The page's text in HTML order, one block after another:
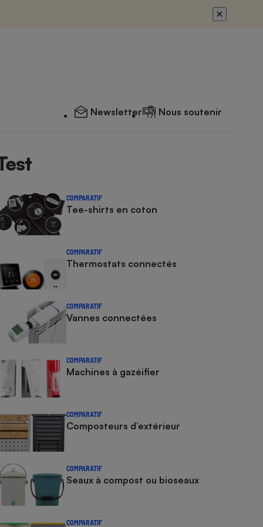
Newsletter Nous soutenir
COMPARATIF
Tee-shirts en coton
COMPARATIF
Thermostats connectés
COMPARATIF
Vannes connectées
COMPARATIF
Machines à gazéifier
COMPARATIF
Composteurs d’extérieur
COMPARATIF
Seaux à compost ou bioseaux
COMPARATIF